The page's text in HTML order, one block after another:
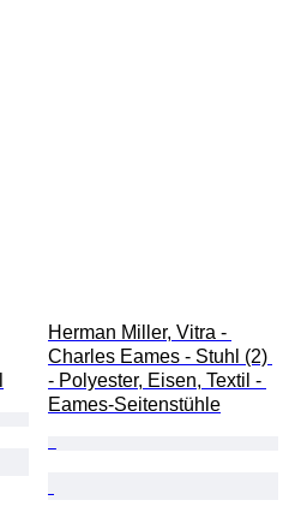
Herman Miller, Vitra -
Charles Eames - Stuhl (2)
- Polyester, Eisen, Textil -
Eames-Seitenstühle